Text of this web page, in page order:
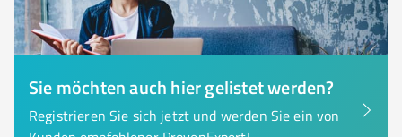
Sie möchten auch hier gelistet werden?
Registrieren Sie sich jetzt und werden Sie ein von